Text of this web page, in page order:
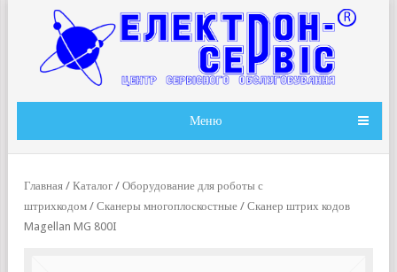
Меню
Главная / Каталог / Оборудование для роботы с
штрихкодом / Сканеры многоплоскостные / Сканер штрих кодов
Magellan MG 800I